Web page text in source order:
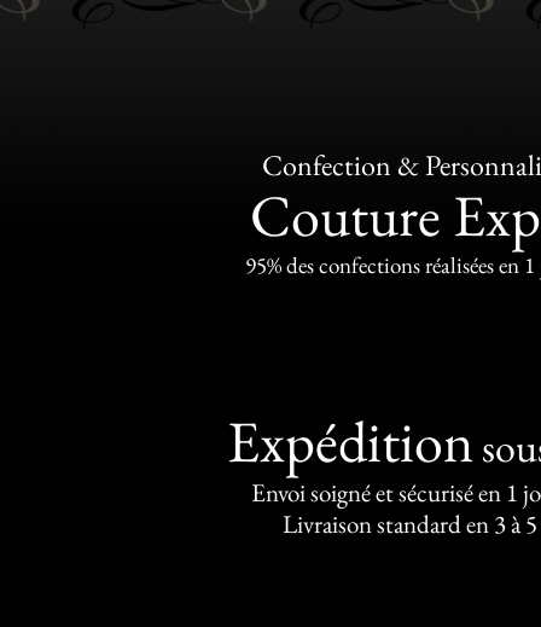
Confection &
Couture
95% des confections réalisées en
Expédition
Envoi soigné et sécurisé en 1
Livraison standard en 3 à